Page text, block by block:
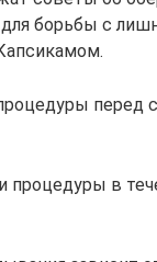
борьбы с
перед
в